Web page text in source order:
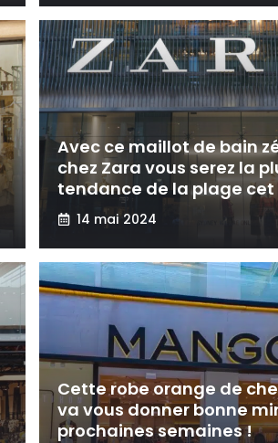
Avec ce maillot de bain
chez Zara vous serez la
tendance de la plage cet
14 mai 2024
Cette robe orange de
va vous donner bonne
prochaines semaines !